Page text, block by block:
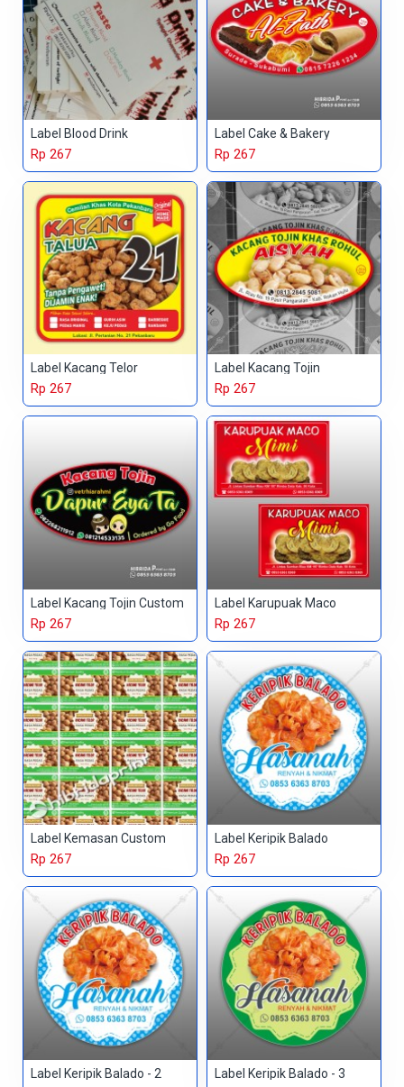
Label Blood Drink
Rp 267
Label Cake & Bakery
Rp 267
Label Kacang Telor
Rp 267
Label Kacang Tojin
Rp 267
Label Kacang Tojin Custom
Rp 267
Label Karupuak Maco
Rp 267
Label Kemasan Custom
Rp 267
Label Keripik Balado
Rp 267
Label Keripik Balado - 2 Label Keripik Balado - 3